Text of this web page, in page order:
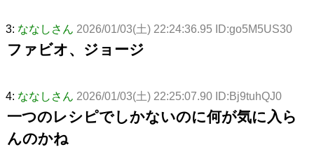
3: ななしさん 2026/01/03(土) 22:24:36.95 ID:go5M5US30
ファビオ、ジョージ
4: ななしさん 2026/01/03(土) 22:25:07.90 ID:Bj9tuhQJ0
一つのレシピでしかないのに何が気に入ら
んのかね